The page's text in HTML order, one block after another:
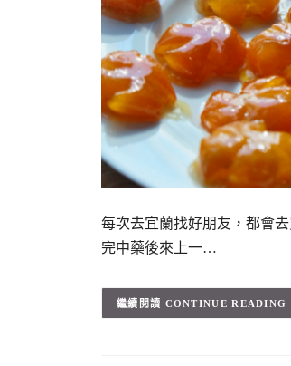
每次去宜蘭找好朋友，都會
完中藥後來上一…
CONTINUE READING